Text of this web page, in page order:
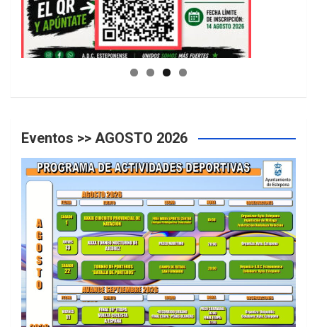
GUIA DE INSTALACIONES DEPORTIVAS
Eventos >> AGOSTO 2026